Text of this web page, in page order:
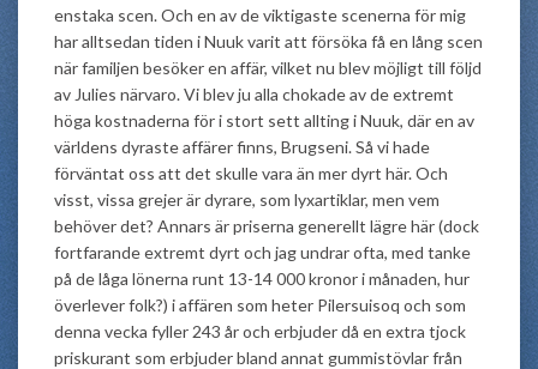
enstaka scen. Och en av de viktigaste scenerna för mig
har alltsedan tiden i Nuuk varit att försöka få en lång scen
när familjen besöker en affär, vilket nu blev möjligt till följd
av Julies närvaro. Vi blev ju alla chokade av de extremt
höga kostnaderna för i stort sett allting i Nuuk, där en av
världens dyraste affärer finns, Brugseni. Så vi hade
förväntat oss att det skulle vara än mer dyrt här. Och
visst, vissa grejer är dyrare, som lyxartiklar, men vem
behöver det? Annars är priserna generellt lägre här (dock
fortfarande extremt dyrt och jag undrar ofta, med tanke
på de låga lönerna runt 13-14 000 kronor i månaden, hur
överlever folk?) i affären som heter Pilersuisoq och som
denna vecka fyller 243 år och erbjuder då en extra tjock
priskurant som erbjuder bland annat gummistövlar från